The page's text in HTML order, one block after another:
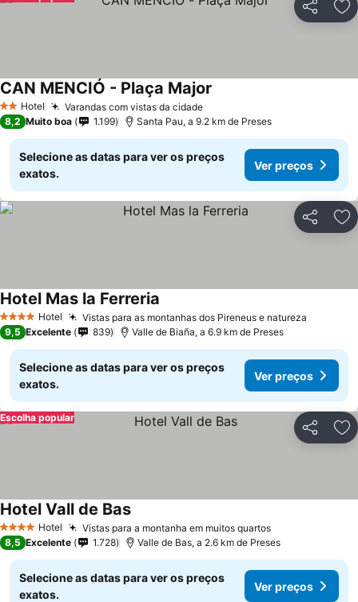
Partilhar
2 Estrelas
Hotel Varandas com vistas da cidadeVer preços
CAN MENCIÓ - Plaça Major
8,2 Muito boa 1.199 Santa Pau, a 9.2 km de Preses
Selecione as datas para ver os preços
exatos.
Ver preços
Partilhar
4 EstrelasHotel Vistas para as montanhas dos Pireneus e natureza
Hotel Mas la Ferreria
9,5 Excelente 839 Valle de Biaña, a 6.9 km de Preses
Selecione as datas para ver os preços
exatos.
Ver preços
Partilhar
Escolha popular
4 EstrelasHotel Vistas para a montanha em muitos quartosVer preços
Hotel Vall de BasVer preços
8,5 Excelente 1.728 Valle de Bas, a 2.6 km de Preses
Selecione as datas para ver os preços
exatos.
Ver preços